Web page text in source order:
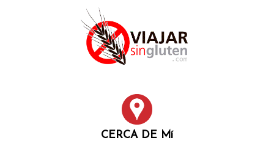
CERCA DE Mí
authorized to show the cookie declaration for domain group
ID 546ddaab-b478-4440-aa8a-3b0205284212. Please add it to
the domain group in the Cookiebot Manager to authorize